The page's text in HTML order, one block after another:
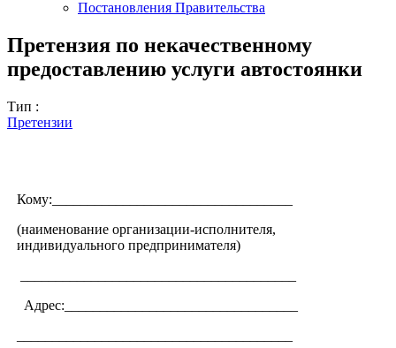
Постановления Правительства
Претензия по некачественному
предоставлению услуги автостоянки
Тип :
Претензии
Кому:__________________________________
(наименование организации-исполнителя,
индивидуального предпринимателя)
Адрес:_________________________________